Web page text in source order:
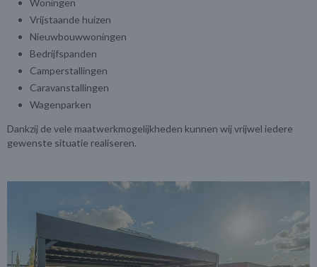
Woningen
Vrijstaande huizen
Nieuwbouwwoningen
Bedrijfspanden
Camperstallingen
Caravanstallingen
Wagenparken
Dankzij de vele maatwerkmogelijkheden kunnen wij vrijwel iedere
gewenste situatie realiseren.